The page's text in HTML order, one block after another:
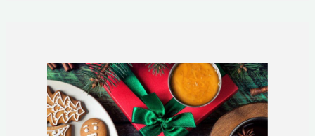
SILMU
ry:n
syyskokous
pidettiin